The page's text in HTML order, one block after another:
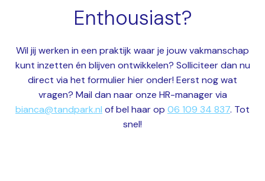
Enthousiast?
Wil jij werken in een praktijk waar je jouw vakmanschap
kunt inzetten én blijven ontwikkelen? Solliciteer dan nu
direct via het formulier hier onder! Eerst nog wat
vragen? Mail dan naar onze HR-manager via
bianca@tandpark.nl of bel haar op 06 109 34 837. Tot
snel!